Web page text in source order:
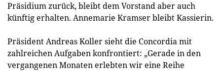
Präsidium zurück, bleibt dem Vorstand aber auch
künftig erhalten. Annemarie Kramser bleibt Kassierin.
Präsident Andreas Koller sieht die Concordia mit
zahlreichen Aufgaben konfrontiert: „Gerade in den
vergangenen Monaten erlebten wir eine Reihe